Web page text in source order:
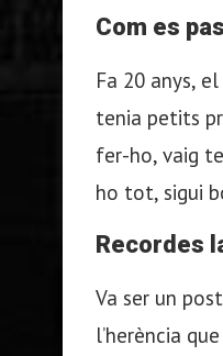
Com es
Fa 20 anys,
tenia petits
fer-ho, vaig
ho tot, sigui
Recordes
Va ser un
l’herència